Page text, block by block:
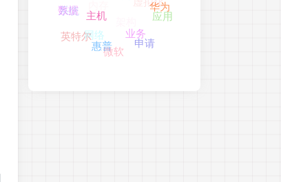
数据
主机
中国
系统
英特尔
惠普
业务
华为
微软
申请
应用